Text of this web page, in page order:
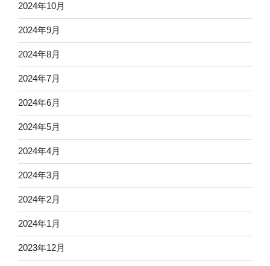
2024年10月
2024年9月
2024年8月
2024年7月
2024年6月
2024年5月
2024年4月
2024年3月
2024年2月
2024年1月
2023年12月